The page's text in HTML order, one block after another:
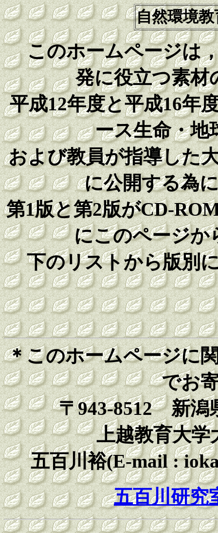
自然環境
このホームページは，
発に役立つ素材
平成12年度と平成16年
ース生命・地
および教員が指導した
に公開する為
第1版と第2版がCD-
にこのページか
下のリストから版別に
＊このホームページに
でお
〒943-8512 新潟
上越教育大学
五百川裕(E-mail :
五百川研究